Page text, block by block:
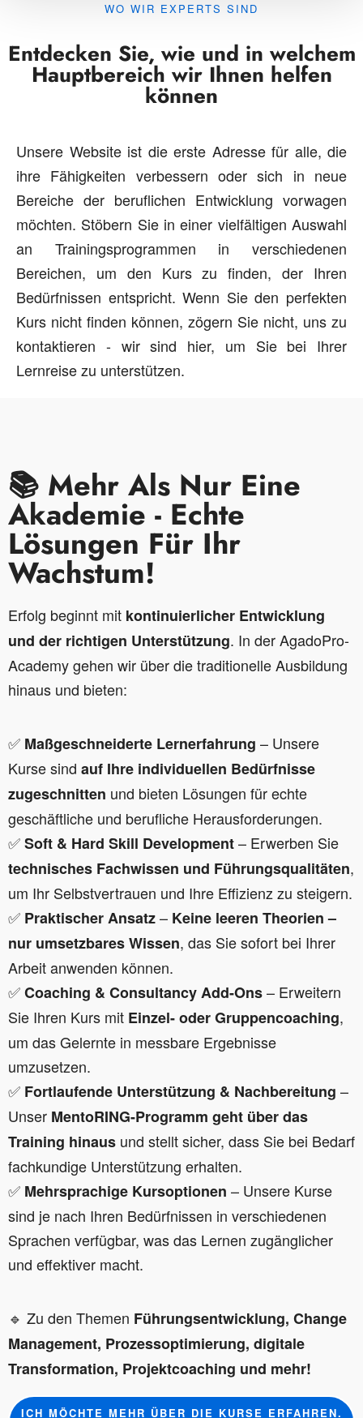
WO WIR EXPERTS SIND
Entdecken Sie, wie und in welchem
Hauptbereich wir Ihnen helfen
können
Unsere Website ist die erste Adresse für alle, die
ihre Fähigkeiten verbessern oder sich in neue
Bereiche der beruflichen Entwicklung vorwagen
möchten. Stöbern Sie in einer vielfältigen Auswahl
an Trainingsprogrammen in verschiedenen
Bereichen, um den Kurs zu finden, der Ihren
Bedürfnissen entspricht. Wenn Sie den perfekten
Kurs nicht finden können, zögern Sie nicht, uns zu
kontaktieren - wir sind hier, um Sie bei Ihrer
Lernreise zu unterstützen.
📚 Mehr Als Nur Eine
Akademie - Echte
Lösungen Für Ihr
Wachstum!
Erfolg beginnt mit kontinuierlicher Entwicklung
und der richtigen Unterstützung. In der AgadoPro-
Academy gehen wir über die traditionelle Ausbildung
hinaus und bieten:
✅ Maßgeschneiderte Lernerfahrung – Unsere
Kurse sind auf Ihre individuellen Bedürfnisse
zugeschnitten und bieten Lösungen für echte
geschäftliche und berufliche Herausforderungen.
✅Soft & Hard Skill Development– Erwerben Sie
technisches Fachwissen und Führungsqualitäten,
um Ihr Selbstvertrauen und Ihre Effizienz zu steigern.
✅ Praktischer Ansatz– Keine leeren Theorien –
nur umsetzbares Wissen, das Sie sofort bei Ihrer
Arbeit anwenden können.
✅Coaching & Consultancy Add-Ons– Erweitern
Sie Ihren Kurs mit Einzel- oder Gruppencoaching,
um das Gelernte in messbare Ergebnisse
umzusetzen.
✅ Fortlaufende Unterstützung & Nachbereitung –
Unser MentoRING-Programm geht über das
Training hinaus und stellt sicher, dass Sie bei Bedarf
fachkundige Unterstützung erhalten.
✅ Mehrsprachige Kursoptionen – Unsere Kurse
sind je nach Ihren Bedürfnissen in verschiedenen
Sprachen verfügbar, was das Lernen zugänglicher
und effektiver macht.
🔹 Zu den Themen Führungsentwicklung, Change
Management, Prozessoptimierung, digitale
Transformation, Projektcoaching und mehr!
ICH MÖCHTE MEHR ÜBER DIE KURSE ERFAHREN.